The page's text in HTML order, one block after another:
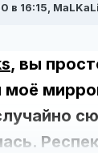
в 16:15,
, вы
моё